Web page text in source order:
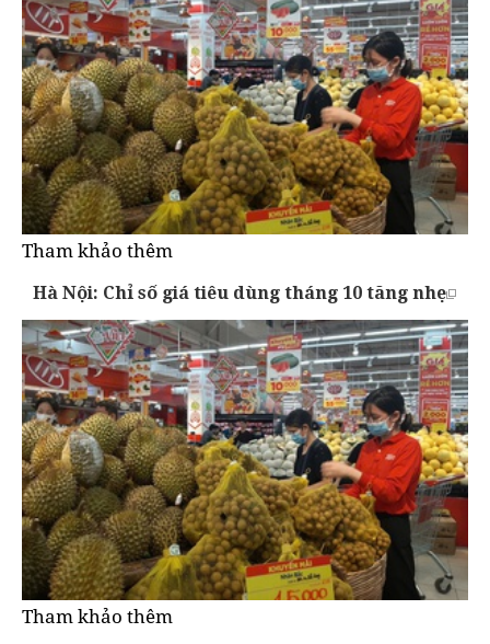
Tham khảo thêm
Hà Nội: Chỉ số giá tiêu dùng tháng 10 tăng nhẹ
Tham khảo thêm